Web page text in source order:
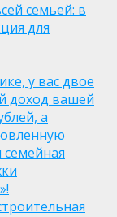
семьей: в
для
у вас двое
доход вашей
а